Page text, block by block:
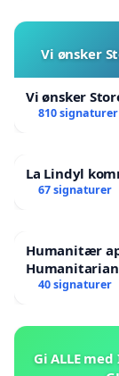
Vi ønsker
Vi ønsker
810 signaturer
La Lindyl
67 signaturer
Humanitær
Victims
40 signaturer
Gi ALLE